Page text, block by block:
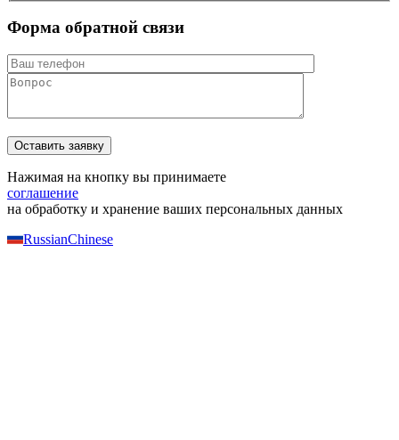
Форма обратной связи
Нажимая на кнопку вы принимаете
соглашение
на обработку и хранение ваших персональных данных
RussianChinese